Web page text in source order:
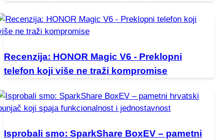
Recenzija: HONOR Magic V6 - Preklopni
telefon koji više ne traži kompromise
Isprobali smo: SparkShare BoxEV – pametni